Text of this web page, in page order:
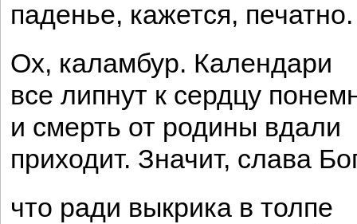
паденье, кажется, печатно.
Ох, каламбур. Календари
все липнут к сердцу
и смерть от родины вдали
приходит. Значит, слава
что ради выкрика в толпе